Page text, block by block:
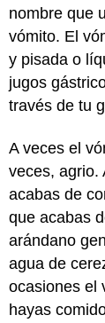
nombre que
vómito. El
y pisada o
jugos
través de tu
A veces el
veces, agrio.
acabas de
que acabas
arándano
agua de
ocasiones el
hayas